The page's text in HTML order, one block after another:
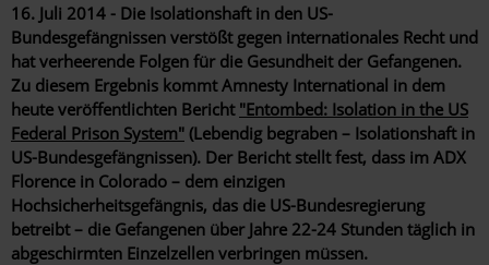
16. Juli 2014 - Die Isolationshaft in den US-
Bundesgefängnissen verstößt gegen internationales Recht und
hat verheerende Folgen für die Gesundheit der Gefangenen.
Zu diesem Ergebnis kommt Amnesty International in dem
heute veröffentlichten Bericht "Entombed: Isolation in the US
Federal Prison System" (Lebendig begraben – Isolationshaft in
US-Bundesgefängnissen). Der Bericht stellt fest, dass im ADX
Florence in Colorado – dem einzigen
Hochsicherheitsgefängnis, das die US-Bundesregierung
betreibt – die Gefangenen über Jahre 22-24 Stunden täglich in
abgeschirmten Einzelzellen verbringen müssen.